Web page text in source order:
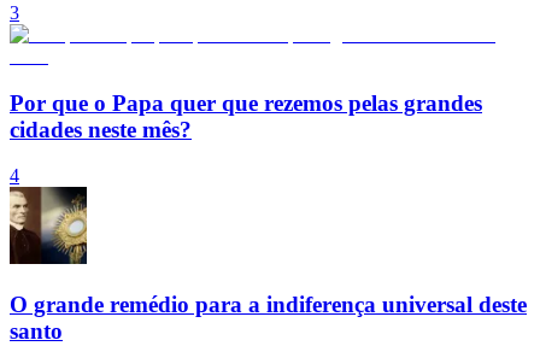
3
Por que o Papa quer que rezemos pelas grandes
cidades neste mês?
4
O grande remédio para a indiferença universal deste
santo